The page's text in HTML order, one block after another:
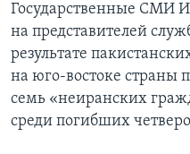
Государственные СМИ
на представителей
результате
на юго-востоке страны
семь «неиранских
среди погибших